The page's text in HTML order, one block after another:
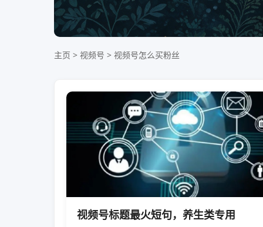
主页 > 视频号 > 视频号怎么买粉丝
视频号标题最火短句，养生类专用